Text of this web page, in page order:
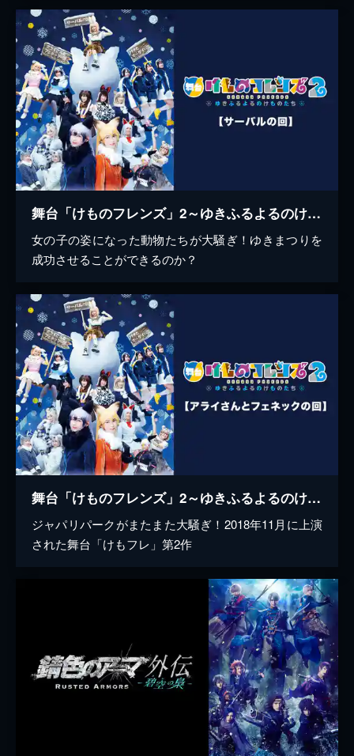
舞台「けものフレンズ」2～ゆきふるよるのけものたち～【サーバルの回】
女の子の姿になった動物たちが大騒ぎ！ゆきまつりを
成功させることができるのか？
舞台「けものフレンズ」2～ゆきふるよるのけものたち～【アライさんとフェネックの回】
ジャパリパークがまたまた大騒ぎ！2018年11月に上演
された舞台「けもフレ」第2作